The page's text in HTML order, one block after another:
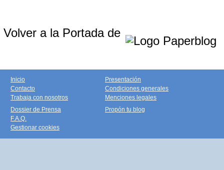
Volver a la Portada de
Inicio
Contacto
Trabaja con nosotros
Presentación
Condiciones generales
Menciones legales
Dossier de Prensa
F.A.Q.
Gestionar cookies
Propón tu blog